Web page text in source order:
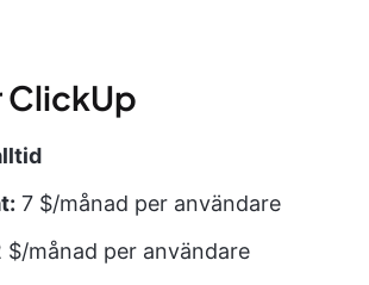
ClickUp
7 $/månad per användare
$/månad per användare